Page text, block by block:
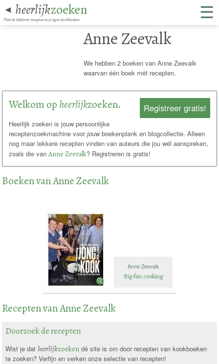
◄ heerlijkzoeken
Vind de lekkerste recepten in je eigen kookboeken. ☰
Anne Zeevalk
We hebben 2 boeken van Anne Zeevalk
waarvan één boek mét recepten.
Registreer gratis!
Welkom op heerlijkzoeken.
Heerlijk zoeken is jouw persoonlijke
receptenzoekmachine voorjouwboekenplank en blogcollectie. Alleen
nog maar lekkere recepten vinden van auteurs die jou wél aanspreken,
zoals die vanAnne Zeevalk? Registreren is gratis!
Boeken van Anne Zeevalk
Anne Zeevalk
Big fun cooking
Recepten van Anne Zeevalk
Doorzoek de recepten
Wist je dat heerlijkzoekendé site is om door recepten van kookboeken
te zoeken? Verfijn en verken onze selectie van recepten!